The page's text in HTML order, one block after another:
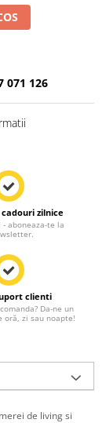
071 126
zilnice
aboneaza-te la
clienti
Da-ne un
oră, zi sau noapte!
de living si